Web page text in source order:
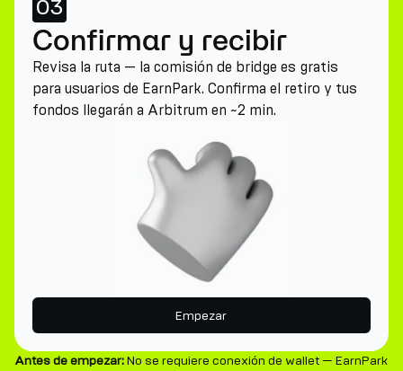
03
Confirmar y recibir
Revisa la ruta — la comisión de bridge es gratis
para usuarios de EarnPark. Confirma el retiro y tus
fondos llegarán a Arbitrum en ~2 min.
Empezar
Antes de empezar:No se requiere conexión de wallet — EarnPark